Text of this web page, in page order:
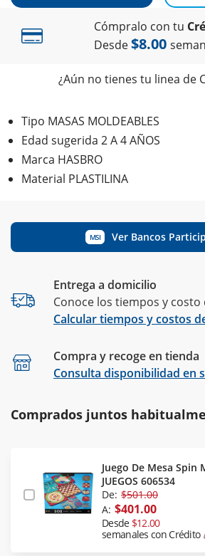
Cómpralo con tu
Desde$8.00
¿Aún no tienes tu linea de
Tipo MASAS MOLDEABLES
Edad sugerida 2 A 4 AÑOS
Marca HASBRO
Material PLASTILINA
MSI Ver Bancos
Entrega a domicilio
Conoce los tiempos y costo
Calcular tiempos y costos
Compra y recoge en tienda
Consulta disponibilidad en
Comprados juntos
Juego De Mesa Spin
JUEGOS 606534
De: $501.00
A: $401.00
Desde $12.00
semanales con Crédito